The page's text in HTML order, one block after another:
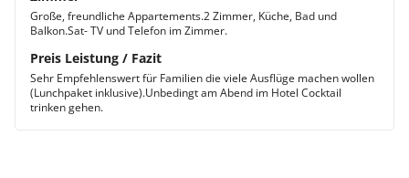
Große, freundliche Appartements.2 Zimmer, Küche, Bad und
Balkon.Sat- TV und Telefon im Zimmer.
Preis Leistung / Fazit
Sehr Empfehlenswert für Familien die viele Ausflüge machen wollen
(Lunchpaket inklusive).Unbedingt am Abend im Hotel Cocktail
trinken gehen.